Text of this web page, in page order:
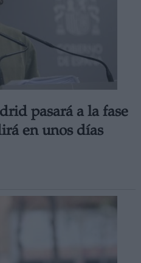
pasará a la fase
en unos días